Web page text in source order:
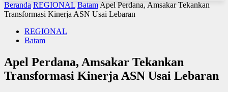
Beranda REGIONAL Batam Apel Perdana, Amsakar Tekankan
Transformasi Kinerja ASN Usai Lebaran
REGIONAL
Batam
Apel Perdana, Amsakar Tekankan
Transformasi Kinerja ASN Usai Lebaran